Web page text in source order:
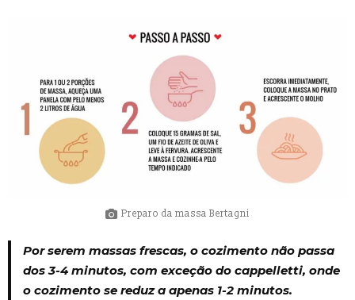
Preparo da massa Bertagni
Por serem massas frescas, o cozimento não passa
dos 3-4 minutos, com exceção do cappelletti, onde
o cozimento se reduz a apenas 1-2 minutos.